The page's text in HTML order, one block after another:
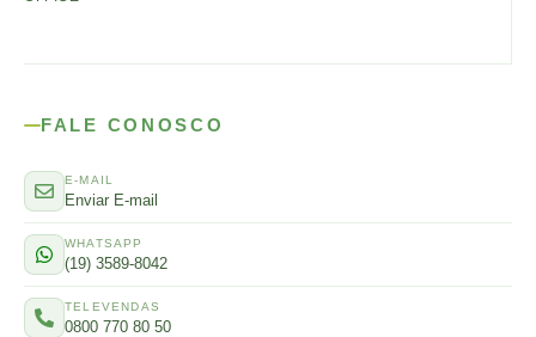
FALE CONOSCO
E-MAIL
Enviar E-mail
WHATSAPP
(19) 3589-8042
TELEVENDAS
0800 770 80 50